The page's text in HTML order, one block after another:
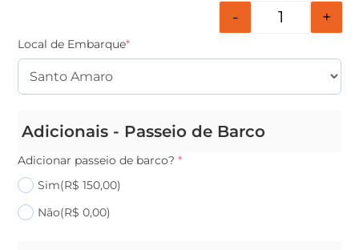
- +
Local de Embarque*
Adicionais - Passeio de Barco
Adicionar passeio de barco? *
Sim(R$ 150,00)
Não(R$ 0,00)